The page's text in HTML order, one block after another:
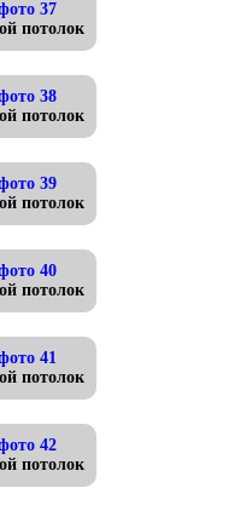
потолок
потолок
потолок
потолок
потолок
потолок